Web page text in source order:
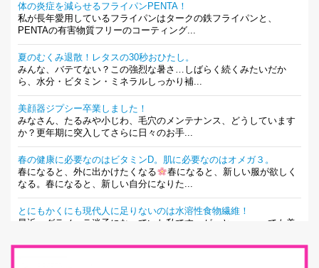
体の炎症を減らせるフライパンPENTA！
私が長年愛用しているフライパンはタークの鉄フライパンと、
PENTAの有害物質フリーのコーティング...
夏のむくみ退散！レタスの30秒おひたし。
みんな、バテてない？この強烈な暑さ…しばらく続くみたいだか
ら、水分・ビタミン・ミネラルしっかり補...
美顔器ジプシー卒業しました！
みなさん、たるみや小じわ、毛穴のメンテナンス、どうしています
か？更年期に突入してさらに日々のお手...
春の健康に必要なのはビタミンD。肌に必要なのはオメガ３。
春になると、外に出かけたくなる
春になると、新しい服が欲しく
なる。春になると、新しい自分になりた...
とにもかくにも現代人に足りないのは水溶性食物繊維！
最近、グラノーラ迷子になっていた私です。が、と〜〜〜っても美